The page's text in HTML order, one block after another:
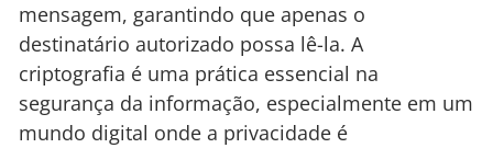
mensagem, garantindo que apenas o
destinatário autorizado possa lê-la. A
criptografia é uma prática essencial na
segurança da informação, especialmente em um
mundo digital onde a privacidade é